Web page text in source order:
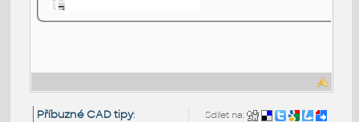
Sdílet na:
Příbuzné CAD tipy: